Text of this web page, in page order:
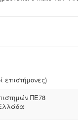
επιστήμονες)
ΠΕ78